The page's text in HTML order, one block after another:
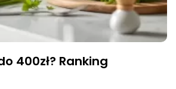
400zł? Ranking